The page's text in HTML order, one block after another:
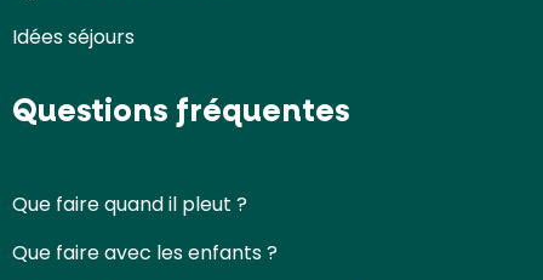
Idées séjours
Questions fréquentes
Que faire quand il pleut ?
Que faire avec les enfants ?